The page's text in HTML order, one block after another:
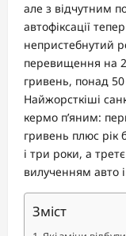
але з відчутним
автофіксації
непристебнутий
перевищення на
гривень, понад
Найжорсткіші
кермо п’яним:
гривень плюс рік
і три роки, а
вилученням авто
Зміст